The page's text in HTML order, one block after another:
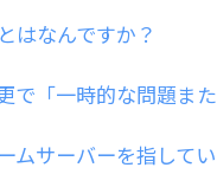
はなんですか？
で「一時的な問題ま
ムサーバーを指して